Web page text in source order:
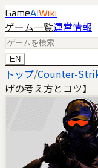
GameAI Wiki
ゲーム一覧運営情報
EN
トップ/Counter-
げの考え方とコツ】